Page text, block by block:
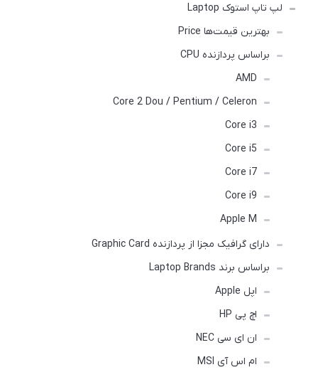
لپ تاپ استوک Laptop
بهترین قیمت‌ها Price
براساس پردازنده CPU
AMD
Core 2 Dou / Pentium / Celeron
Core i3
Core i5
Core i7
Core i9
Apple M
دارای گرافیک مجزا از پردازنده Graphic Card
براساس برند Laptop Brands
اپل Apple
اچ پی HP
ان ای سی NEC
ام اس آی MSI